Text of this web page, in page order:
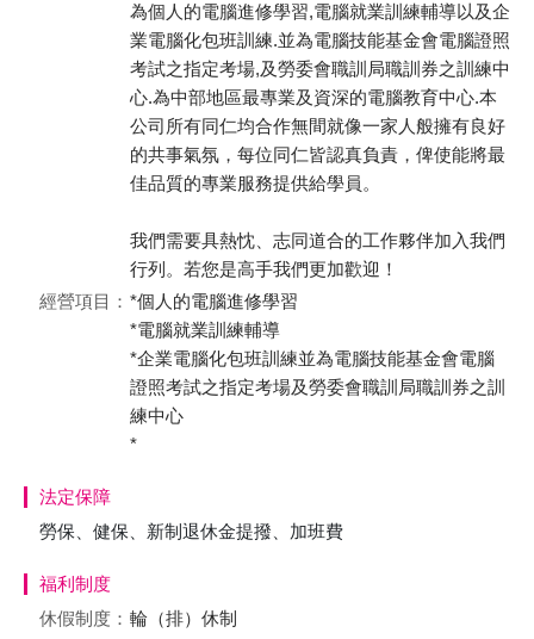
為個人的電腦進修學習,電腦就業訓練輔導以及企
業電腦化包班訓練.並為電腦技能基金會電腦證照
考試之指定考場,及勞委會職訓局職訓券之訓練中
心.為中部地區最專業及資深的電腦教育中心.本
公司所有同仁均合作無間就像一家人般擁有良好
的共事氣氛，每位同仁皆認真負責，俾使能將最
佳品質的專業服務提供給學員。
我們需要具熱忱、志同道合的工作夥伴加入我們
行列。若您是高手我們更加歡迎！
經營項目： *個人的電腦進修學習
*電腦就業訓練輔導
*企業電腦化包班訓練並為電腦技能基金會電腦
證照考試之指定考場及勞委會職訓局職訓券之訓
練中心
*
法定保障
勞保、健保、新制退休金提撥、加班費
福利制度
休假制度： 輪（排）休制